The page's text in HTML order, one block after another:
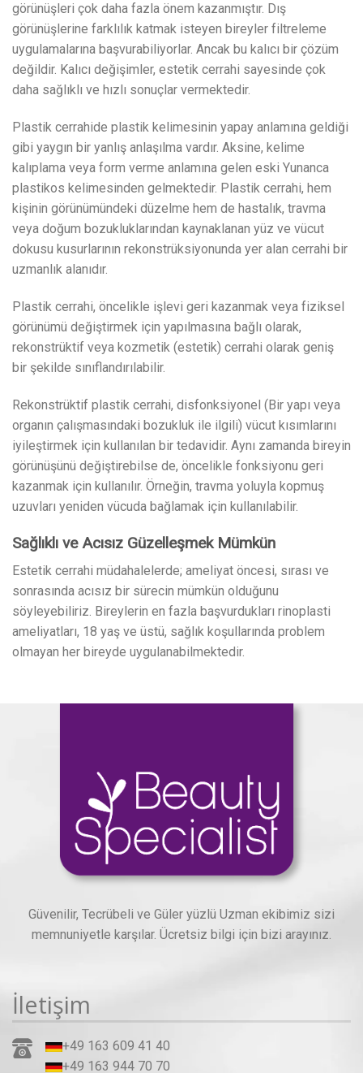
görünüşleri çok daha fazla önem kazanmıştır. Dış
görünüşlerine farklılık katmak isteyen bireyler filtreleme
uygulamalarına başvurabiliyorlar. Ancak bu kalıcı bir çözüm
değildir. Kalıcı değişimler, estetik cerrahi sayesinde çok
daha sağlıklı ve hızlı sonuçlar vermektedir.
Plastik cerrahide plastik kelimesinin yapay anlamına geldiği
gibi yaygın bir yanlış anlaşılma vardır. Aksine, kelime
kalıplama veya form verme anlamına gelen eski Yunanca
plastikos kelimesinden gelmektedir. Plastik cerrahi, hem
kişinin görünümündeki düzelme hem de hastalık, travma
veya doğum bozukluklarından kaynaklanan yüz ve vücut
dokusu kusurlarının rekonstrüksiyonunda yer alan cerrahi bir
uzmanlık alanıdır.
Plastik cerrahi, öncelikle işlevi geri kazanmak veya fiziksel
görünümü değiştirmek için yapılmasına bağlı olarak,
rekonstrüktif veya kozmetik (estetik) cerrahi olarak geniş
bir şekilde sınıflandırılabilir.
Rekonstrüktif plastik cerrahi, disfonksiyonel (Bir yapı veya
organın çalışmasındaki bozukluk ile ilgili) vücut kısımlarını
iyileştirmek için kullanılan bir tedavidir. Aynı zamanda bireyin
görünüşünü değiştirebilse de, öncelikle fonksiyonu geri
kazanmak için kullanılır. Örneğin, travma yoluyla kopmuş
uzuvları yeniden vücuda bağlamak için kullanılabilir.
Sağlıklı ve Acısız Güzelleşmek Mümkün
Estetik cerrahi müdahalelerde; ameliyat öncesi, sırası ve
sonrasında acısız bir sürecin mümkün olduğunu
söyleyebiliriz. Bireylerin en fazla başvurdukları rinoplasti
ameliyatları, 18 yaş ve üstü, sağlık koşullarında problem
olmayan her bireyde uygulanabilmektedir.
Güvenilir, Tecrübeli ve Güler yüzlü Uzman ekibimiz sizi
memnuniyetle karşılar. Ücretsiz bilgi için bizi arayınız.
İletişim
+49 163 609 41 40
+49 163 944 70 70